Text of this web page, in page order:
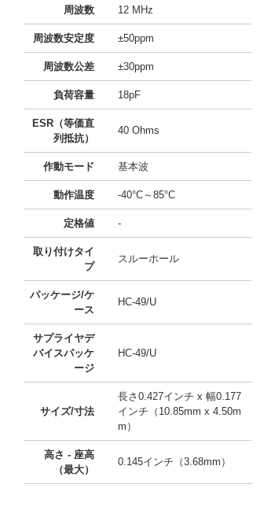
周波数 12 MHz
周波数安定度 ±50ppm
周波数公差 ±30ppm
負荷容量 18pF
ESR（等価直
列抵抗）
40 Ohms
作動モード 基本波
動作温度 -40°C～85°C
定格値 -
取り付けタイ
プ
スルーホール
パッケージ/ケ
ース
HC-49/U
サプライヤデ
バイスパッケ
ージ
HC-49/U
サイズ/寸法
長さ0.427インチ x 幅0.177
インチ（10.85mm x 4.50m
m）
高さ - 座高
（最大）
0.145インチ（3.68mm）